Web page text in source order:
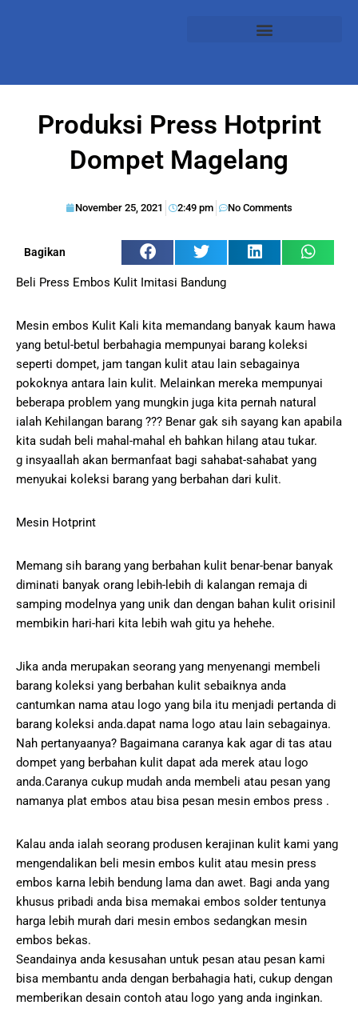
Produksi Press Hotprint
Dompet Magelang
November 25, 2021 2:49 pm No Comments
Bagikan
Beli Press Embos Kulit Imitasi Bandung
Mesin embos Kulit Kali kita memandang banyak kaum hawa
yang betul-betul berbahagia mempunyai barang koleksi
seperti dompet, jam tangan kulit atau lain sebagainya
pokoknya antara lain kulit. Melainkan mereka mempunyai
beberapa problem yang mungkin juga kita pernah natural
ialah Kehilangan barang ??? Benar gak sih sayang kan apabila
kita sudah beli mahal-mahal eh bahkan hilang atau tukar.
g insyaallah akan bermanfaat bagi sahabat-sahabat yang
menyukai koleksi barang yang berbahan dari kulit.
Mesin Hotprint
Memang sih barang yang berbahan kulit benar-benar banyak
diminati banyak orang lebih-lebih di kalangan remaja di
samping modelnya yang unik dan dengan bahan kulit orisinil
membikin hari-hari kita lebih wah gitu ya hehehe.
Jika anda merupakan seorang yang menyenangi membeli
barang koleksi yang berbahan kulit sebaiknya anda
cantumkan nama atau logo yang bila itu menjadi pertanda di
barang koleksi anda.dapat nama logo atau lain sebagainya.
Nah pertanyaanya? Bagaimana caranya kak agar di tas atau
dompet yang berbahan kulit dapat ada merek atau logo
anda.Caranya cukup mudah anda membeli atau pesan yang
namanya plat embos atau bisa pesan mesin embos press .
Kalau anda ialah seorang produsen kerajinan kulit kami yang
mengendalikan beli mesin embos kulit atau mesin press
embos karna lebih bendung lama dan awet. Bagi anda yang
khusus pribadi anda bisa memakai embos solder tentunya
harga lebih murah dari mesin embos sedangkan mesin
embos bekas.
Seandainya anda kesusahan untuk pesan atau pesan kami
bisa membantu anda dengan berbahagia hati, cukup dengan
memberikan desain contoh atau logo yang anda inginkan.